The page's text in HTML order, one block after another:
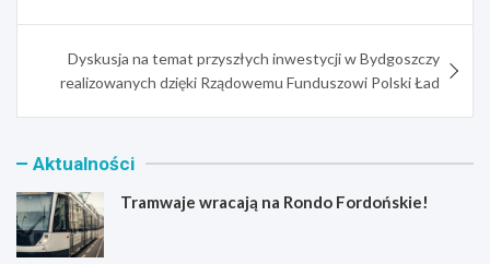
Dyskusja na temat przyszłych inwestycji w Bydgoszczy
realizowanych dzięki Rządowemu Funduszowi Polski Ład
Aktualności
Tramwaje wracają na Rondo Fordońskie!